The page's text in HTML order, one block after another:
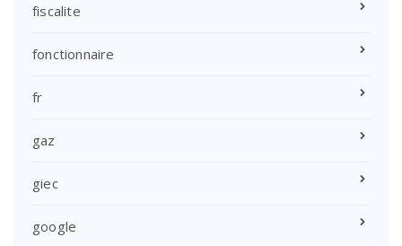
fiscalite
fonctionnaire
fr
gaz
giec
google